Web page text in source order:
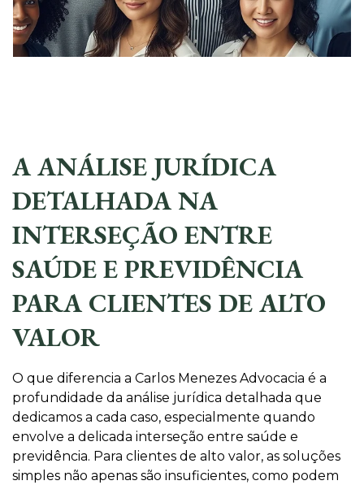
A ANÁLISE JURÍDICA
DETALHADA NA
INTERSEÇÃO ENTRE
SAÚDE E PREVIDÊNCIA
PARA CLIENTES DE ALTO
VALOR
O que diferencia a Carlos Menezes Advocacia é a
profundidade da análise jurídica detalhada que
dedicamos a cada caso, especialmente quando
envolve a delicada interseção entre saúde e
previdência. Para clientes de alto valor, as soluções
simples não apenas são insuficientes, como podem